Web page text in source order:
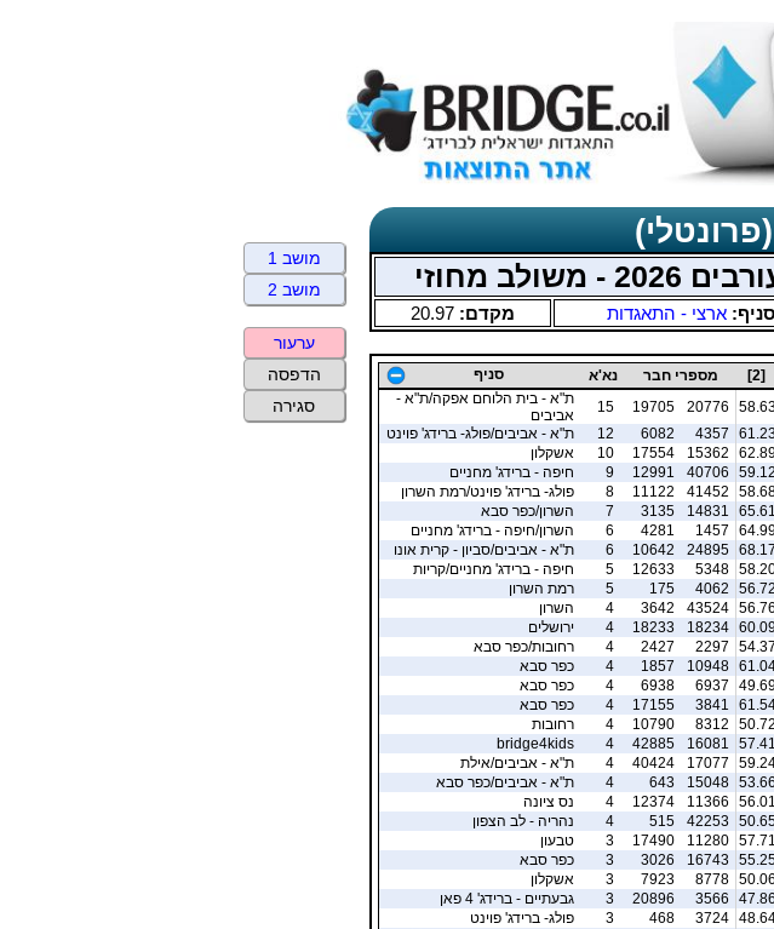
מחוזי
סניף: ארצי - התאגדות מקדם:20.97
[2] מספרי חבר נא'א
סניף
20776
19705
15
ת"א - בית הלוחם אפקה/ת"א -
אביבים
4357
6082
12
ת"א - אביבים/פולג- ברידג' פוינט
15362
17554
10
אשקלון
59.12
40706
12991
9
חיפה - ברידג' מחניים
41452
11122
8
פולג- ברידג' פוינט/רמת השרון
65.61
14831
3135
7
השרון/כפר סבא
1457
4281
6
השרון/חיפה - ברידג' מחניים
68.17
24895
10642
6
ת"א - אביבים/סביון - קרית אונו
5348
12633
5
חיפה - ברידג' מחניים/קריות
56.72
4062
175
5
רמת השרון
56.76
43524
3642
4
השרון
18234
18233
4
ירושלים
54.37
2297
2427
4
רחובות/כפר סבא
10948
1857
4
כפר סבא
6937
6938
4
כפר סבא
3841
17155
4
כפר סבא
50.72
8312
10790
4
רחובות
57.41
16081
42885
4
bridge4kids
17077
40424
4
ת"א - אביבים/אילת
53.66
15048
643
4
ת"א - אביבים/כפר סבא
56.01
11366
12374
4
נס ציונה
42253
515
4
נהריה - לב הצפון
57.71
11280
17490
3
טבעון
16743
3026
3
כפר סבא
50.06
8778
7923
3
אשקלון
47.86
3566
20896
3
גבעתיים - ברידג' 4 פאן
3724
468
3
פולג- ברידג' פוינט
מושב 1
מושב 2
ערעור
הדפסה
סגירה